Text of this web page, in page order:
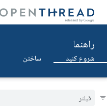
راهنما
شروع کنید ساختن